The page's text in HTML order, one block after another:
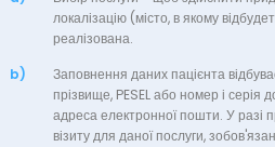
локалізацію (місто, в якому
реалізована.
b)
Заповнення даних пацієнта
прізвище, PESEL або номер і
адреса електронної пошти. У разі
візиту для даної послуги,